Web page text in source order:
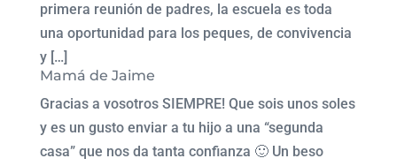
primera reunión de padres, la escuela es toda
una oportunidad para los peques, de convivencia
y […]
Mamá de Jaime
Gracias a vosotros SIEMPRE! Que sois unos soles
y es un gusto enviar a tu hijo a una “segunda
casa” que nos da tanta confianza 🙂 Un beso